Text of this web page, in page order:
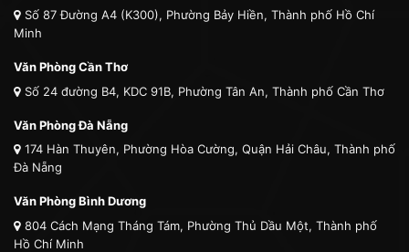
Số 87 Đường A4 (K300), Phường Bảy Hiền, Thành phố Hồ Chí
Minh
Văn Phòng Cần Thơ
Số 24 đường B4, KDC 91B, Phường Tân An, Thành phố Cần Thơ
Văn Phòng Đà Nẵng
174 Hàn Thuyên, Phường Hòa Cường, Quận Hải Châu, Thành phố
Đà Nẵng
Văn Phòng Bình Dương
804 Cách Mạng Tháng Tám, Phường Thủ Dầu Một, Thành phố
Hồ Chí Minh